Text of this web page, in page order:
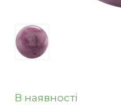
В наявності